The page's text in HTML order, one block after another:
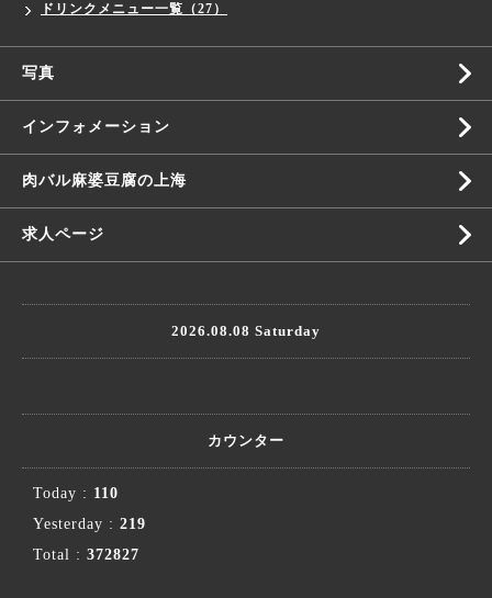
ドリンクメニュー一覧（27）
写真
インフォメーション
肉バル麻婆豆腐の上海
求人ページ
2026.08.08 Saturday
カウンター
Today : 110
Yesterday : 219
Total : 372827